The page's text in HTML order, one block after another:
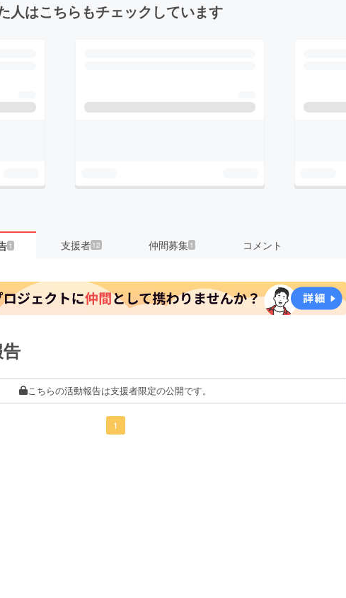
人はこちらもチェックしています
1 支援者 12 仲間募集 1 コメント
こちらの活動報告は支援者限定の公開です。
1